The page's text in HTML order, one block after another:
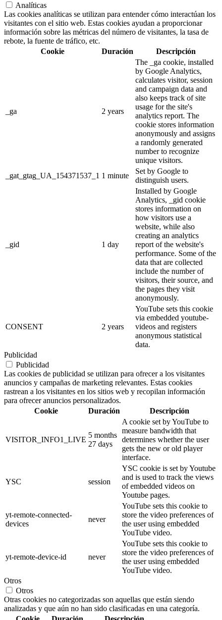
Analíticas
Las cookies analíticas se utilizan para entender cómo interactúan los
visitantes con el sitio web. Estas cookies ayudan a proporcionar
información sobre las métricas del número de visitantes, la tasa de
rebote, la fuente de tráfico, etc.
Cookie
Duración Descripción
_ga 2 years
The _ga cookie, installed
by Google Analytics,
calculates visitor, session
and campaign data and
also keeps track of site
usage for the site's
analytics report. The
cookie stores information
anonymously and assigns
a randomly generated
number to recognize
unique visitors.
_gat_gtag_UA_154371537_1 1 minute
Set by Google to
distinguish users.
_gid 1 day
Installed by Google
Analytics, _gid cookie
stores information on
how visitors use a
website, while also
creating an analytics
report of the website's
performance. Some of the
data that are collected
include the number of
visitors, their source, and
the pages they visit
anonymously.
CONSENT 2 years
YouTube sets this cookie
via embedded youtube-
videos and registers
anonymous statistical
data.
Publicidad
Publicidad
Las cookies de publicidad se utilizan para ofrecer a los visitantes
anuncios y campañas de marketing relevantes. Estas cookies
rastrean a los visitantes en los sitios web y recopilan información
para ofrecer anuncios personalizados.
Cookie
Duración Descripción
VISITOR_INFO1_LIVE
5 months
27 days
A cookie set by YouTube to
measure bandwidth that
determines whether the user
gets the new or old player
interface.
YSC session
YSC cookie is set by Youtube
and is used to track the views
of embedded videos on
Youtube pages.
yt-remote-connected-
devices
never
YouTube sets this cookie to
store the video preferences of
the user using embedded
YouTube video.
yt-remote-device-id never
YouTube sets this cookie to
store the video preferences of
the user using embedded
YouTube video.
Otros
Otros
Otras cookies no categorizadas son aquellas que están siendo
analizadas y que aún no han sido clasificadas en una categoría.